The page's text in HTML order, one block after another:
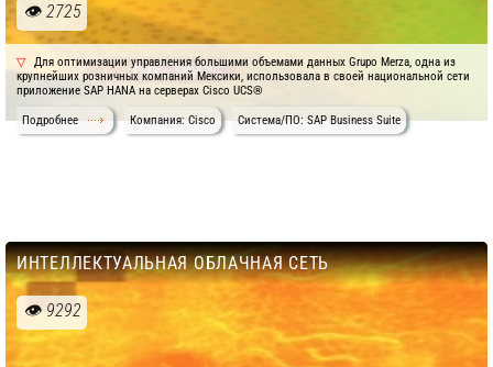
2725
Для оптимизации управления большими объемами данных Grupo Merza, одна из
крупнейших розничных компаний Мексики, использовала в своей национальной сети
приложение SAP HANA на серверах Cisco UCS®
Подробнее Компания: Cisco Система/ПО: SAP Business Suite
ИНТЕЛЛЕКТУАЛЬНАЯ ОБЛАЧНАЯ СЕТЬ
9292